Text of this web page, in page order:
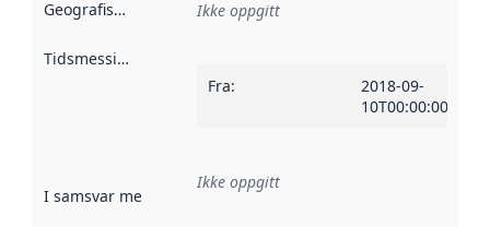
Geografisk avgrensning :
Ikke oppgitt
Tidsmessig avgrensning
Fra:
2018-09-
10T00:00:00Z
I samsvar med Referanse til en implementasjonsregel
Ikke oppgitt